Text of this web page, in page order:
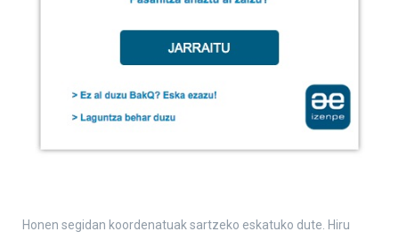
Honen segidan koordenatuak sartzeko eskatuko dute. Hiru